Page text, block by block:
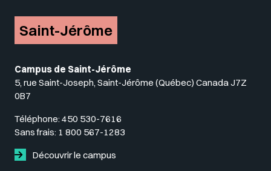
Saint-Jérôme
Campus de Saint-Jérôme
5, rue Saint-Joseph, Saint-Jérôme (Québec) Canada J7Z
0B7
Téléphone: 450 530-7616
Sans frais: 1 800 567-1283
Découvrir le campus